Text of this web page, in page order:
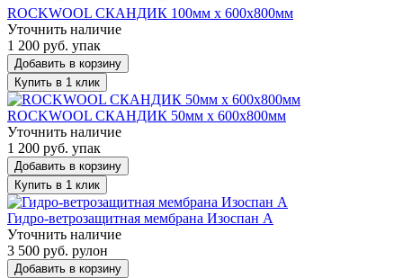
ROCKWOOL СКАНДИК 100мм х 600х800мм
Уточнить наличие
1 200 руб. упак
Добавить в корзину
Купить в 1 клик
ROCKWOOL СКАНДИК 50мм х 600х800мм
Уточнить наличие
1 200 руб. упак
Добавить в корзину
Купить в 1 клик
Гидро-ветрозащитная мембрана Изоспан А
Уточнить наличие
3 500 руб. рулон
Добавить в корзину